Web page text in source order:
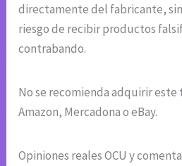
directamente del fabricante,
riesgo de recibir productos
contrabando.
No se recomienda adquirir
Amazon, Mercadona o eBay.
Opiniones reales OCU y